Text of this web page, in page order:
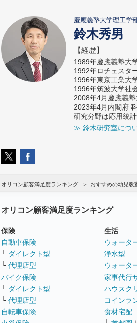
慶應義塾大学理工学
鈴木秀男
【経歴】
1989年慶應義塾大
1992年ロチェスタ
1996年東京工業大
1996年筑波大学社
2008年4月慶應義
2023年4月内閣府
研究分野は応用統
≫ 鈴木研究室につ
オリコン顧客満足度ランキング おすすめの幼児教
オリコン顧客満足度ランキング
保険
自動車保険
└ ダイレクト型
└ 代理店型
バイク保険
└ ダイレクト型
└ 代理店型
自転車保険
生活
ウォータ
浄水型
ウォータ
家事代行
ハウスク
コインラ
食材宅配